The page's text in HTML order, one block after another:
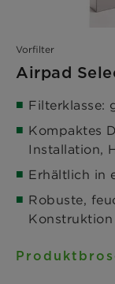
Vorfilter
Airpad
Filterklasse:
Kompaktes
Installation,
Erhältlich in
Robuste,
Konstruktion